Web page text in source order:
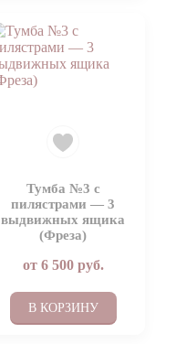
Тумба №3 с
пилястрами — 3
выдвижных ящика
(Фреза)
от 6 500руб.
В КОРЗИНУ